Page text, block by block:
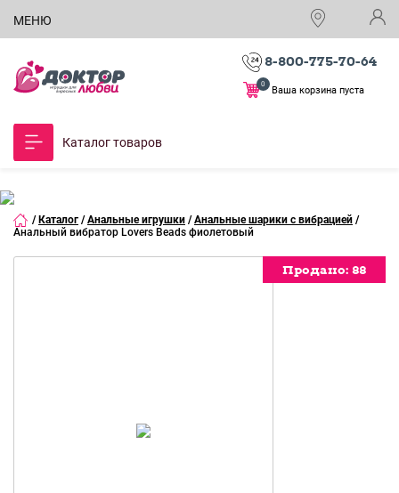
МЕНЮ
8-800-775-70-64
Ваша корзина пуста
0
Каталог товаров
/ Каталог / Анальные игрушки / Анальные шарики с вибрацией /
Анальный вибратор Lovers Beads фиолетовый
Продано: 88